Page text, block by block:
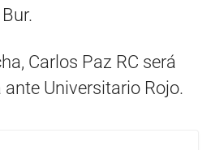
Carlos Paz RC será
Universitario Rojo.